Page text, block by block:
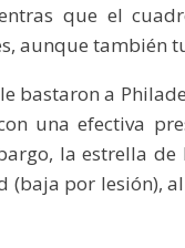
que el
aunque también
bastaron a
una efectiva
la estrella
(baja por lesión),